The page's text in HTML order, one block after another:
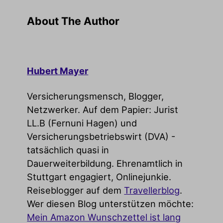
About The Author
Hubert Mayer
Versicherungsmensch, Blogger,
Netzwerker. Auf dem Papier: Jurist
LL.B (Fernuni Hagen) und
Versicherungsbetriebswirt (DVA) -
tatsächlich quasi in
Dauerweiterbildung. Ehrenamtlich in
Stuttgart engagiert, Onlinejunkie.
Reiseblogger auf dem Travellerblog.
Wer diesen Blog unterstützen möchte:
Mein Amazon Wunschzettel ist lang